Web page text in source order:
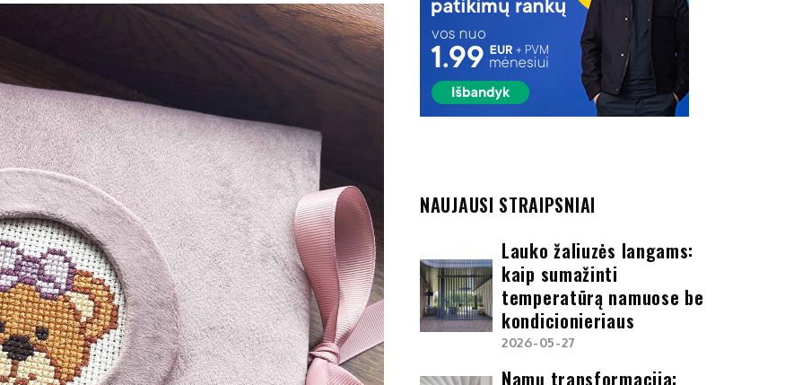
NAUJAUSI STRAIPSNIAI
Lauko žaliuzės langams:
kaip sumažinti
temperatūrą namuose be
kondicionieriaus
2026-05-27
Namų transformacija: